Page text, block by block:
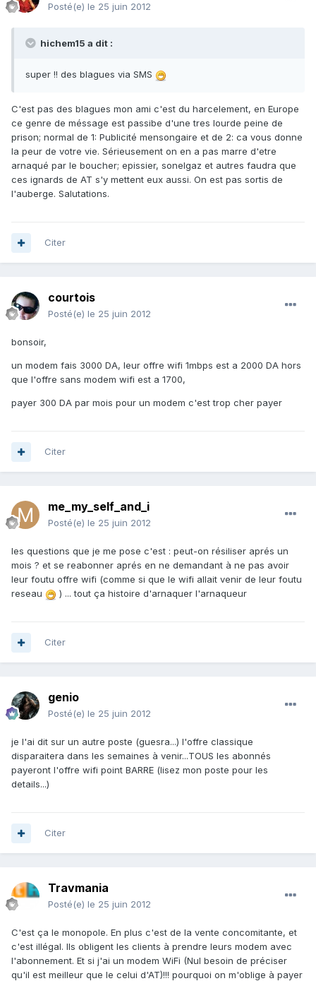
Posté(e) le 25 juin 2012
hichem15 a dit :
super !! des blagues via SMS
C'est pas des blagues mon ami c'est du harcelement, en Europe
ce genre de méssage est passibe d'une tres lourde peine de
prison; normal de 1: Publicité mensongaire et de 2: ca vous donne
la peur de votre vie. Sérieusement on en a pas marre d'etre
arnaqué par le boucher; epissier, sonelgaz et autres faudra que
ces ignards de AT s'y mettent eux aussi. On est pas sortis de
l'auberge. Salutations.
Citer
courtois
Posté(e) le 25 juin 2012
bonsoir,
un modem fais 3000 DA, leur offre wifi 1mbps est a 2000 DA hors
que l'offre sans modem wifi est a 1700,
payer 300 DA par mois pour un modem c'est trop cher payer
Citer
me_my_self_and_i
Posté(e) le 25 juin 2012
les questions que je me pose c'est : peut-on résiliser aprés un
mois ? et se reabonner aprés en ne demandant à ne pas avoir
leur foutu offre wifi (comme si que le wifi allait venir de leur foutu
reseau
) ... tout ça histoire d'arnaquer l'arnaqueur
Citer
genio
Posté(e) le 25 juin 2012
je l'ai dit sur un autre poste (guesra...) l'offre classique
disparaitera dans les semaines à venir...TOUS les abonnés
payeront l'offre wifi point BARRE (lisez mon poste pour les
details...)
Citer
Travmania
Posté(e) le 25 juin 2012
C'est ça le monopole. En plus c'est de la vente concomitante, et
c'est illégal. Ils obligent les clients à prendre leurs modem avec
l'abonnement. Et si j'ai un modem WiFi (Nul besoin de préciser
qu'il est meilleur que le celui d'AT)!!! pourquoi on m'oblige à payer